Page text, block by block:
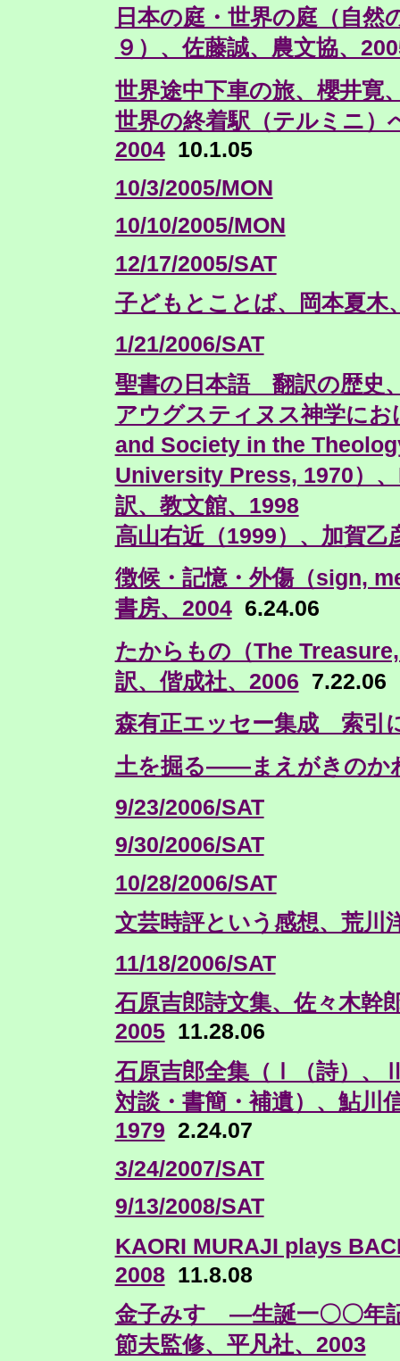
日本の庭・世界の庭（自
９）、佐藤誠、農文協、
世界途中下車の旅、櫻井寛
世界の終着駅（テルミニ）
200410.1.05
10/3/2005/MON
10/10/2005/MON
12/17/2005/SAT
子どもとことば、岡本夏木
1/21/2006/SAT
聖書の日本語 翻訳の歴史
アウグスティヌス神学に
and Society in the
University Press, 1970）
訳、教文館、1998
高山右近（1999）、加賀乙
徴候・記憶・外傷（sign,
書房、20046.24.06
たからもの（The
訳、偕成社、2006 7.22.06
森有正エッセー集成 索引
土を掘る——まえがきのか
9/23/2006/SAT
9/30/2006/SAT
10/28/2006/SAT
文芸時評という感想、荒川
11/18/2006/SAT
石原吉郎詩文集、佐々木幹
200511.28.06
石原吉郎全集（Ⅰ（詩）、
対談・書簡・補遺）、鮎川
1979 2.24.07
3/24/2007/SAT
9/13/2008/SAT
KAORI MURAJI plays
200811.8.08
金子みすゞ—生誕一〇〇年
節夫監修、平凡社、2003